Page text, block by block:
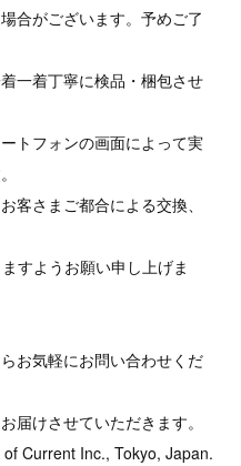
合がございます。予めご了
一着丁寧に検品・梱包させ
トフォンの画面によって実
客さまご都合による交換、
すようお願い申し上げま
お気軽にお問い合わせくだ
届けさせていただきます。
Current Inc., Tokyo, Japan.